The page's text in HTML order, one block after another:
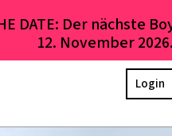
DATE: Der nächste
12. November 2026.
Login